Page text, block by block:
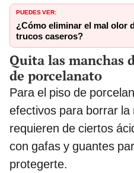
PUEDES VER:
¿Cómo eliminar el mal olor
trucos caseros?
Quita las manchas
de porcelanato
Para el piso de
efectivos para borrar
requieren de ciertos
con gafas y guantes
protegerte.